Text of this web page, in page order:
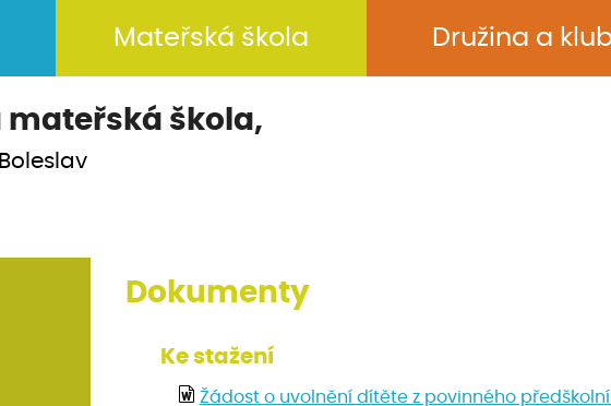
Mateřská škola Družina a
mateřská škola,
Dokumenty
Ke stažení
Žádost o uvolnění dítěte z povinného